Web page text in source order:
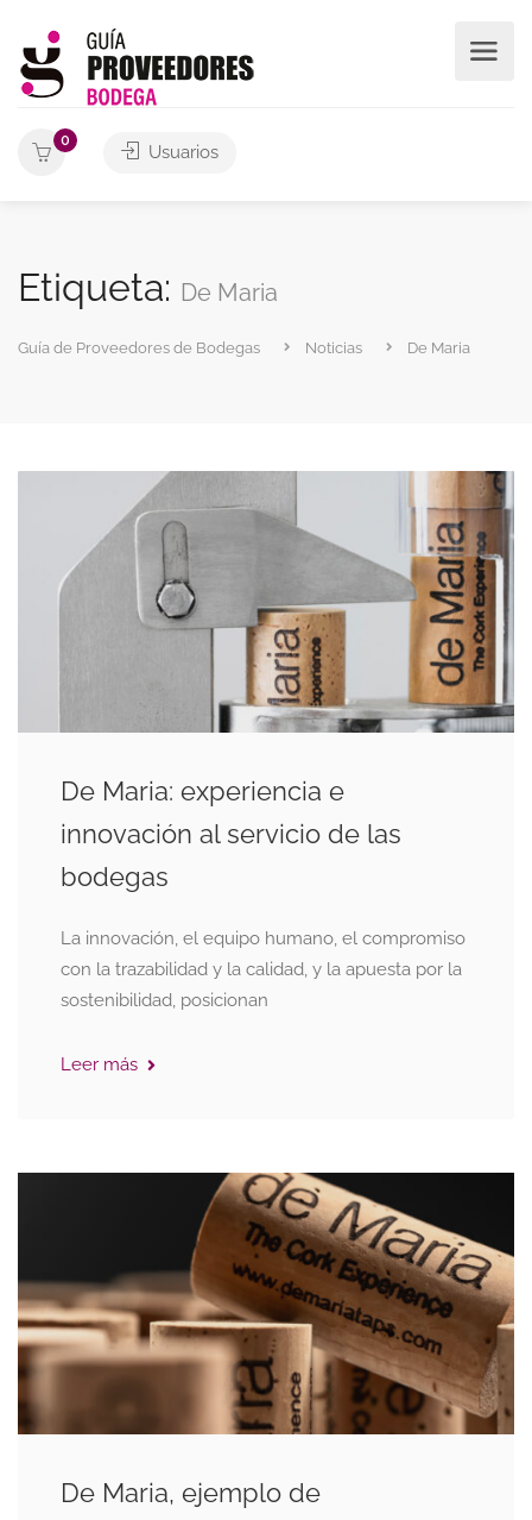
0
Usuarios
Etiqueta: De Maria
Guía de Proveedores de Bodegas Noticias De Maria
De Maria: experiencia e
innovación al servicio de las
bodegas
La innovación, el equipo humano, el compromiso
con la trazabilidad y la calidad, y la apuesta por la
sostenibilidad, posicionan
Leer más
De Maria, ejemplo de